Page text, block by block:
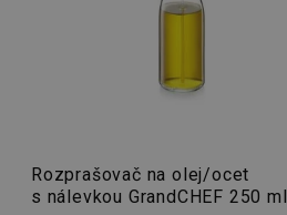
Rozprašovač na olej/ocet
s nálevkou GrandCHEF 250 ml